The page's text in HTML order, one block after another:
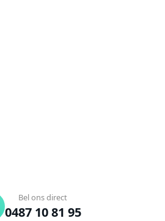
Bel ons direct
0487 10 81 95